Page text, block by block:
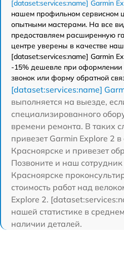
[dataset:services:name] Garmin
нашем профильном сервисном
опытными мастерами. На все
предоставляем расширенную
центре уверены в качестве
[dataset:services:name] Garmin
-15% дешевле при оформлении
звонок или форму обратной
[dataset:services:name]
выполняется на выезде,
специализированного
времени ремонта. В таких
привезет Garmin Explore 2
Красноярске и привезет
Позвоните и наш
Красноярске
стоимость работ над
Explore 2.
нашей статистике в
наличии деталей.